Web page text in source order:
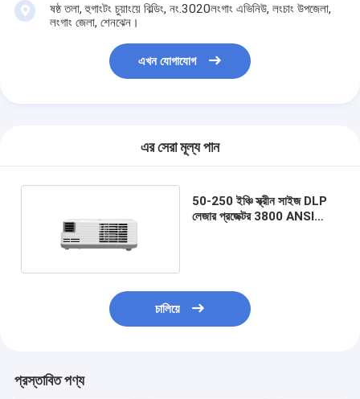
ষষ্ঠ তলা, হুগাংটং চুয়াংয়ে বিল্ডিং, নং.3020লংগাং এভিনিউ, লংচাং উপজেলা,
লংগাং জেলা, শেনঝেন।
এখন যোগাযোগ
এর সেরা মূল্য পান
50-250 ইঞ্চি স্ক্রীন সাইজ DLP
লেজার প্রজেক্টর 3800 ANSI
চালিয়ে
প্রস্তাবিত পণ্য